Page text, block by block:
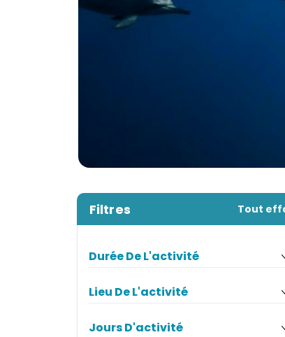
Filtres Tout
Durée De L'activité
Lieu De L'activité
Jours D'activité